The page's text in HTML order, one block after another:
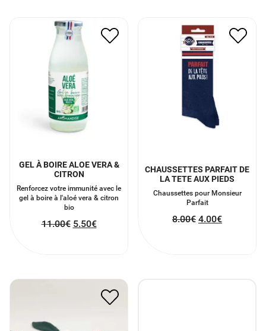
11.00€ 5.50
GEL À BOIRE ALOE VERA &
CITRON
Renforcez votre immunité avec le
gel à boire à l'aloé vera & citron
bio
11.00€ 5.50€
€ 4.00
CHAUSSETTES PARFAIT DE
LA TETE AUX PIEDS
Chaussettes pour Monsieur
Parfait
8.00€ 4.00€
CACTUS